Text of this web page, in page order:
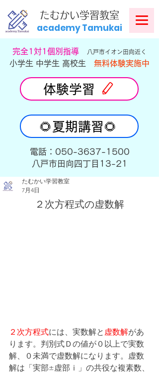
​たむかい学習教室
academy Tamukai
​完全1対1個別指導 八戸市イオン田向近く
小学生 中学生 高校生 無料体験実施中
体験学習
🌻夏期講習🌻
​電話：050-3637-1500
​八戸市田向四丁目13-21
たむかい学習教室
7月4日
２次方程式の虚数解
２次方程式には、実数解と 虚数解があ
ります。判別式Ｄの値が０以上で実数
解、０未満で虚数解になります。虚数
解は「実部±虚部ｉ」の共役な複素数、